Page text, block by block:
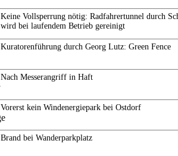
Keine Vollsperrung nötig: Radfahrertunnel durch
wird bei laufendem Betrieb gereinigt
Kuratorenführung durch Georg Lutz: Green Fence
Nach Messerangriff in Haft
Vorerst kein Windenergiepark bei Ostdorf
Brand bei Wanderparkplatz